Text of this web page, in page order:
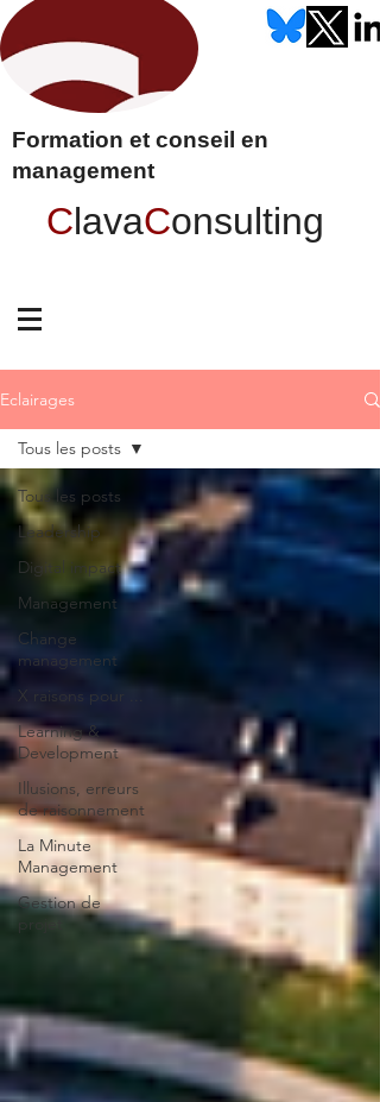
Formation et conseil en
management
ClavaConsulting
Eclairages
Tous les posts
Leadership
Digital impact
Management
Change
management
X raisons pour ...
Learning &
Development
Illusions, erreurs
de raisonnement
La Minute
Management
Gestion de
Tous les posts